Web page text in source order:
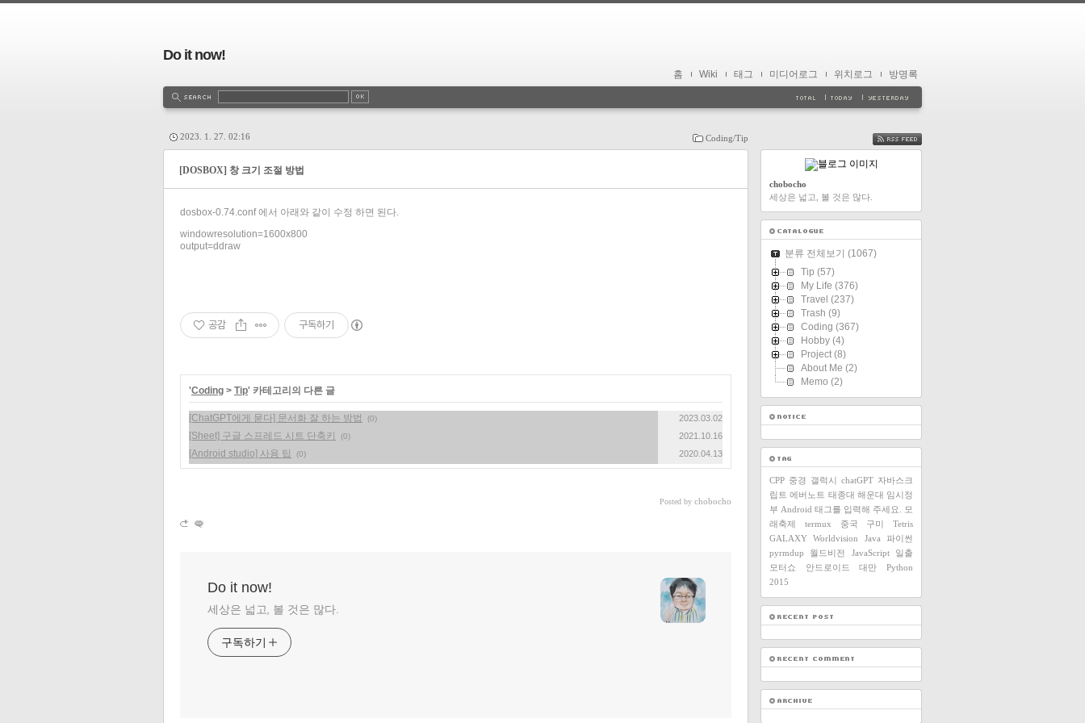
Do it now!
홈 Wiki 태그 미디어로그 위치로그 방명록
Coding/Tip
2023. 1. 27. 02:16
[DOSBOX] 창 크기 조절 방법
dosbox-0.74.conf 에서 아래와 같이 수정 하면 된다.
windowresolution=1600x800
output=ddraw
공감 구독하기
'Coding > Tip' 카테고리의 다른 글
[ChatGPT에게 묻다] 문서화 잘 하는 방법 (0) 2023.03.02
[Sheet] 구글 스프레드 시트 단축키 (0) 2021.10.16
[Android studio] 사용 팁 (0) 2020.04.13
Posted by chobocho
Do it now!
세상은 넓고, 볼 것은 많다.
구독하기
FEED
chobocho
세상은 넓고, 볼 것은 많다.
분류 전체보기 (1067)
Tip (57)
My Life (376)
Travel (237)
Trash (9)
Coding (367)
Hobby (4)
Project (8)
About Me (2)
Memo (2)
CPP 중경 갤럭시 chatGPT 자바스크
립트 에버노트 태종대 해운대 임시정
부 Android 태그를 입력해 주세요.
모
래축제
termux 중국 구미
Tetris
GALAXY
Worldvision Java
파이썬
pyrmdup
월드비전 JavaScript
일출
모터쇼
안드로이드 대만
Python
2015